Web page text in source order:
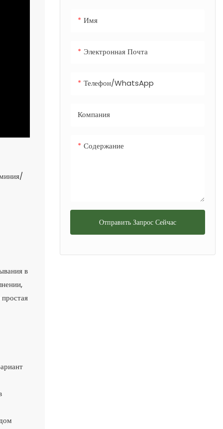
в
экскрементов, что
Имя
Электронная Почта
Телефон/WhatsApp
Компания
Содержание
Отправить Запрос Сейчас